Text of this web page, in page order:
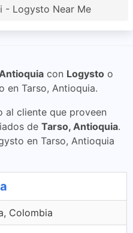
- Logysto Near Me
con Logysto o
en Tarso, Antioquia.
al cliente que proveen
de Tarso, Antioquia.
en Tarso, Antioquia
Colombia